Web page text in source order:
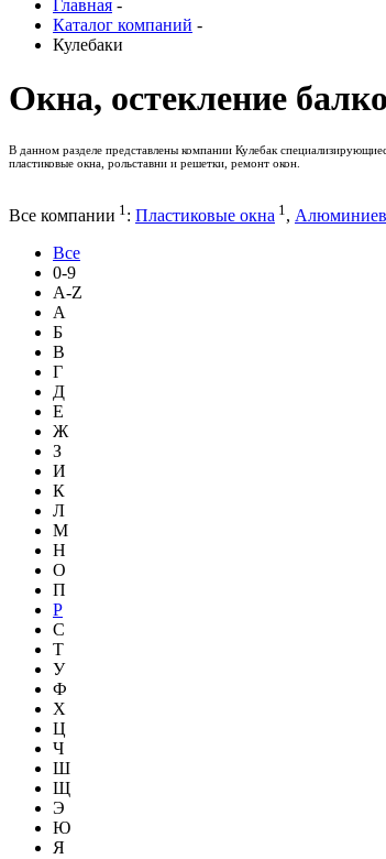
Главная -
Каталог компаний -
Кулебаки
Окна, остекление
В данном разделе представлены компании Кулебак
пластиковые окна, рольставни и решетки, ремонт окон.
Все компании 1 : Пластиковые окна 1 ,
Все
0-9
A-Z
А
Б
В
Г
Д
Е
Ж
З
И
К
Л
М
Н
О
П
Р
С
Т
У
Ф
Х
Ц
Ч
Ш
Щ
Э
Ю
Я